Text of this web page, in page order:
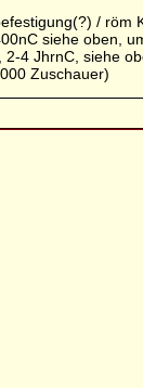
/ röm
siehe oben,
2-4 JhrnC, siehe
Zuschauer)